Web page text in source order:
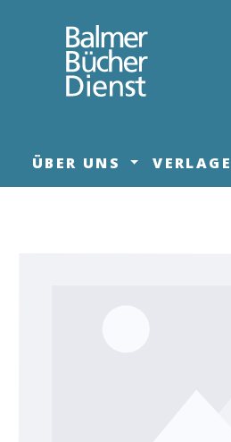
Zur Hauptnavigation
ÜBER UNS VERLAGE